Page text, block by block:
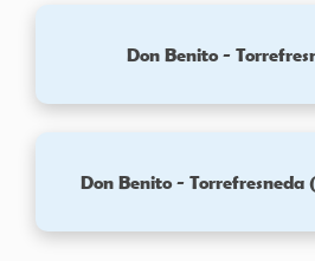
Don Benito -
Don Benito - Torrefresneda